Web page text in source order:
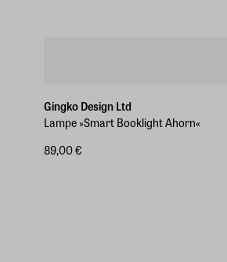
Gingko Design Ltd
Lampe »Smart Booklight Ahorn«
89,00 €